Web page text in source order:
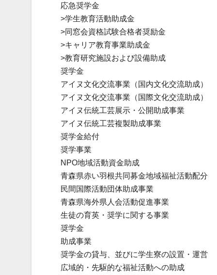
応急奨学金
>学生教育活動助成金
>同窓会資格試験合格者奨励金
>キャリア教育事業助成金
>教育研究施設および設備助成
奨学金
アイヌ文化交流事業（国内文化交流助成）
アイヌ文化交流事業（国際文化交流助成）
アイヌ伝統工芸展示・公開助成事業
アイヌ伝統工芸複製助成事業
奨学金給付
奨学事業
NPO地域活動資金助成
青森県赤い羽根共同募金地域福祉活動配分
民間国際活動団体助成事業
青森県海外県人会活動促進事業
生徒の育英・奨学に関する事業
奨学金
助成事業
奨学金の貸与、並びに学生寮の設置・運営
広域的・先駆的な福祉活動への助成